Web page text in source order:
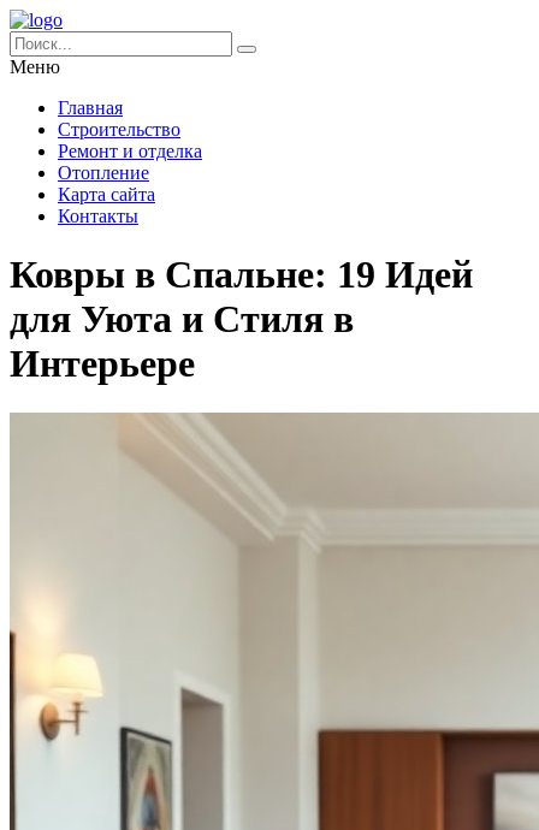
Меню
Главная
Строительство
Ремонт и отделка
Отопление
Карта сайта
Контакты
Ковры в Спальне: 19 Идей
для Уюта и Стиля в
Интерьере